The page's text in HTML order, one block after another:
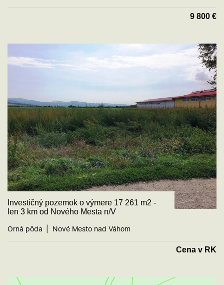
9 800 €
Investičný pozemok o výmere 17 261 m2 -
len 3 km od Nového Mesta n/V
Orná pôda
Nové Mesto nad Váhom
Cena v RK